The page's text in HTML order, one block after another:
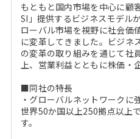
もともと国内市場を中心に顧
SI」提供するビジネスモデル
ローバル市場を視野に社会価
に変革してきました。ビジネ
の変革の取り組みを通じて社
上、営業利益とともに株価・
■同社の特長
・グローバルネットワークに
世界50か国以上250拠点以上
す。